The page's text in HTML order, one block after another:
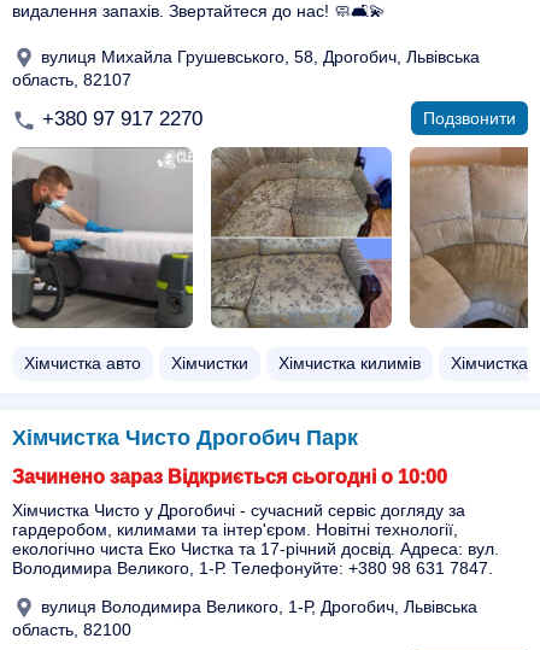
видалення запахів. Звертайтеся до нас! 🧼🛋️💫
вулиця Михайла Грушевського, 58, Дрогобич, Львівська
область, 82107
+380 97 917 2270 Подзвонити
Хімчистка авто Хімчистки Хімчистка килимів Хімчистка
Хімчистка Чисто Дрогобич Парк
Зачинено зараз Відкриється сьогодні о 10:00
Хімчистка Чисто у Дрогобичі - сучасний сервіс догляду за
гардеробом, килимами та інтер'єром. Новітні технології,
екологічно чиста Еко Чистка та 17-річний досвід. Адреса: вул.
Володимира Великого, 1-Р. Телефонуйте: +380 98 631 7847.
вулиця Володимира Великого, 1-Р, Дрогобич, Львівська
область, 82100